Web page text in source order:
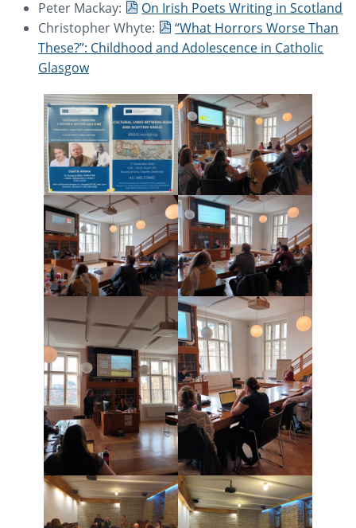
Peter Mackay:
On Irish Poets Writing in Scotland
Christopher Whyte:
“What Horrors Worse Than
These?”: Childhood and Adolescence in Catholic
Glasgow